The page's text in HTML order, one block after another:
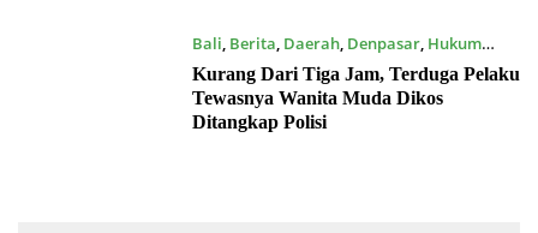
Bali, Berita, Daerah, Denpasar, Hukum
16/07/2026
Kurang Dari Tiga Jam, Terduga Pelaku
Tewasnya Wanita Muda Dikos
Ditangkap Polisi